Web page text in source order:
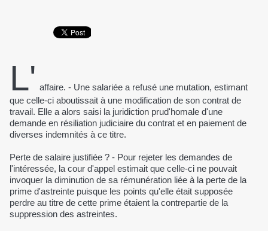
L' affaire. - Une salariée a refusé une mutation, estimant
que celle-ci aboutissait à une modification de son contrat de
travail. Elle a alors saisi la juridiction prud'homale d'une
demande en résiliation judiciaire du contrat et en paiement de
diverses indemnités à ce titre.
Perte de salaire justifiée ? - Pour rejeter les demandes de
l'intéressée, la cour d'appel estimait que celle-ci ne pouvait
invoquer la diminution de sa rémunération liée à la perte de la
prime d'astreinte puisque les points qu'elle était supposée
perdre au titre de cette prime étaient la contrepartie de la
suppression des astreintes.